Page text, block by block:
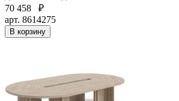
70 458
₽
арт. 8614275
В корзину